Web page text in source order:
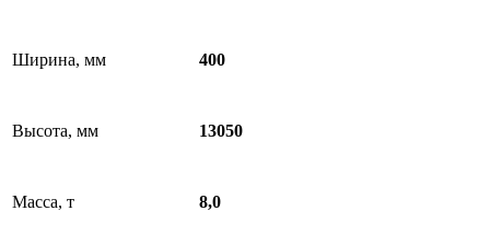
Ширина, мм 400
Высота, мм 13050
Масса, т 8,0